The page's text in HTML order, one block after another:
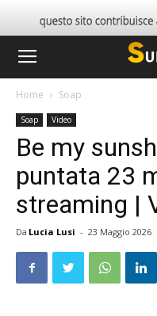
Home Soap
Soap Video
Be my
puntata 23
streaming |
Da Lucia Lusi - 23 Maggio 2026